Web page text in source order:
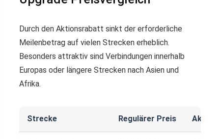
Durch den Aktionsrabatt sinkt der erforderliche
Meilenbetrag auf vielen Strecken erheblich.
Besonders attraktiv sind Verbindungen innerhalb
Europas oder längere Strecken nach Asien und
Afrika.
Strecke Regulärer Preis